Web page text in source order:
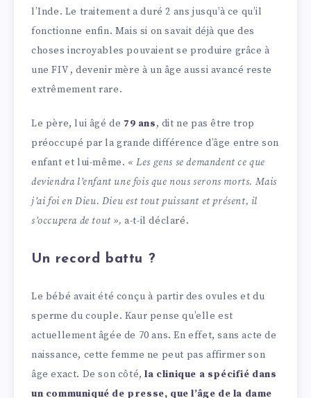
l’Inde. Le traitement a duré 2 ans jusqu’à ce qu’il
fonctionne enfin. Mais si on savait déjà que des
choses incroyables pouvaient se produire grâce à
une FIV , devenir mère à un âge aussi avancé reste
extrêmement rare.
Le père, lui âgé de 79 ans, dit ne pas être trop
préoccupé par la grande différence d’âge entre son
enfant et lui-même. « Les gens se demandent ce que
deviendra l’enfant une fois que nous serons morts. Mais
j’ai foi en Dieu. Dieu est tout puissant et présent, il
s’occupera de tout »,a-t-il déclaré.
Un record battu ?
Le bébé avait été conçu à partir des ovules et du
sperme du couple. Kaur pense qu’elle est
actuellement âgée de 70 ans. En effet, sans acte de
naissance, cette femme ne peut pas affirmer son
âge exact. De son côté,la clinique a spécifié dans
un communiqué de presse, que l’âge de la dame